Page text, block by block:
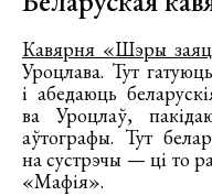
Кавярня «Шэры
Уроцлава. Тут
і абедаюць
ва Уроцлаў,
аўтографы. Тут
на сустрэчы — ці то
«Мафія».